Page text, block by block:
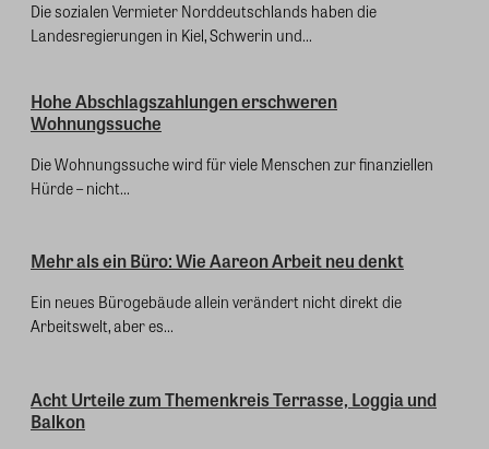
Die sozialen Vermieter Norddeutschlands haben die
Landesregierungen in Kiel, Schwerin und...
Hohe Abschlagszahlungen erschweren
Wohnungssuche
Die Wohnungssuche wird für viele Menschen zur finanziellen
Hürde – nicht...
Mehr als ein Büro: Wie Aareon Arbeit neu denkt
Ein neues Bürogebäude allein verändert nicht direkt die
Arbeitswelt, aber es...
Acht Urteile zum Themenkreis Terrasse, Loggia und
Balkon